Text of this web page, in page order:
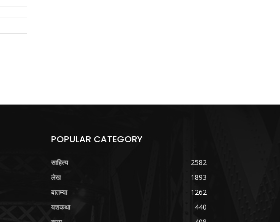
POPULAR CATEGORY
साहित्य
2582
लेख
1893
बातम्या
1262
यशकथा
440